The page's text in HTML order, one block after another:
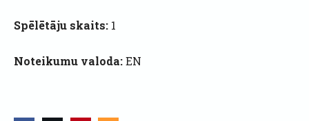
Spēlētāju skaits: 1
Noteikumu valoda:EN